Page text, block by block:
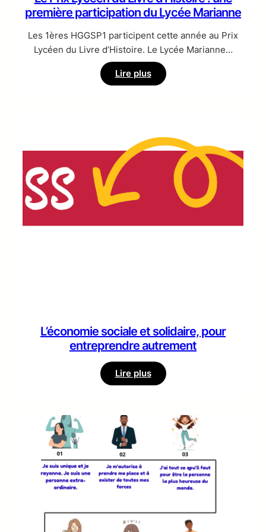
première participation du Lycée Marianne
Les 1ères HGGSP1 participent cette année au Prix
Lycéen du Livre d’Histoire. Le Lycée Marianne…
Lire plus:
Le
Livre
d’Histoire
première
du
L’économie sociale et solidaire, pour
entreprendre autrement
Lire plus:
L’économie sociale
solidaire,
entreprendre
autrement